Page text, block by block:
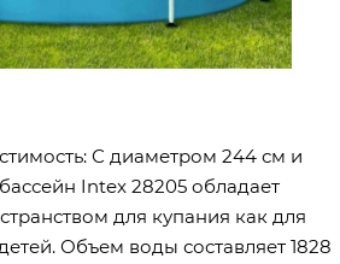
С диаметром 244 см и
Intex 28205 обладает
для купания как для
Объем воды составляет 1828